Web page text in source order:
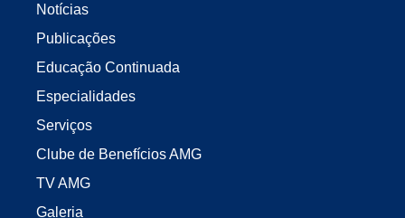
Notícias
Publicações
Educação Continuada
Especialidades
Serviços
Clube de Benefícios AMG
TV AMG
Galeria